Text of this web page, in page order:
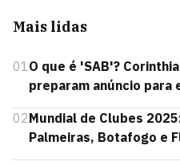
Mais lidas
01O que é 'SAB'?
preparam anúncio para
02Mundial de Clubes
Palmeiras, Botafogo e